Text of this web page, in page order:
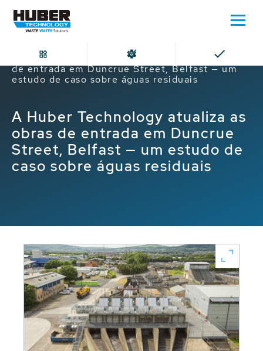
Home
A Huber Technology atualiza as obras
de entrada em Duncrue Street, Belfast — um
estudo de caso sobre águas residuais
A Huber Technology atualiza as
obras de entrada em Duncrue
Street, Belfast — um estudo de
caso sobre águas residuais